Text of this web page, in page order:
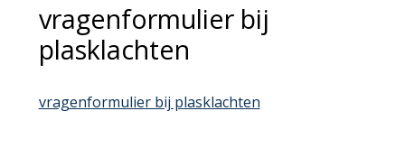
vragenformulier bij
plasklachten
vragenformulier bij plasklachten